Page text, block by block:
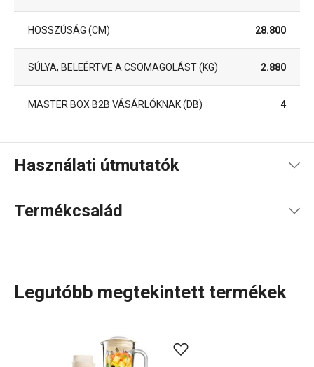
HOSSZÚSÁG (CM) 28.800
SÚLYA, BELEÉRTVE A CSOMAGOLÁST (KG) 2.880
MASTER BOX B2B VÁSÁRLÓKNAK (DB) 4
Használati útmutatók
Használati útmutató és biztonsági információk
Termékcsalád
prémium konyhai készülékek
Legutóbb megtekintett termékek